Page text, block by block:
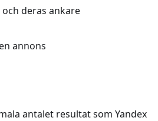
deras ankare
annons
antalet resultat som Yandex